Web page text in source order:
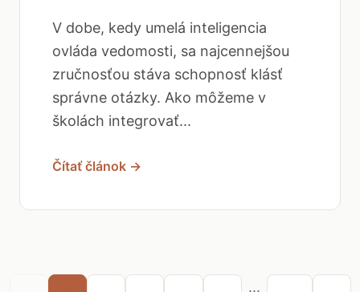
V dobe, kedy umelá inteligencia
ovláda vedomosti, sa najcennejšou
zručnosťou stáva schopnosť klásť
správne otázky. Ako môžeme v
školách integrovať...
Čítať článok →
...